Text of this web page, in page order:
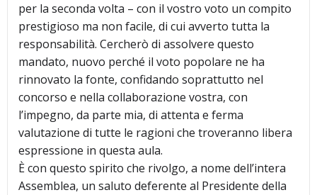
per la seconda volta – con il vostro voto un compito
prestigioso ma non facile, di cui avverto tutta la
responsabilità. Cercherò di assolvere questo
mandato, nuovo perché il voto popolare ne ha
rinnovato la fonte, confidando soprattutto nel
concorso e nella collaborazione vostra, con
l’impegno, da parte mia, di attenta e ferma
valutazione di tutte le ragioni che troveranno libera
espressione in questa aula.
È con questo spirito che rivolgo, a nome dell’intera
Assemblea, un saluto deferente al Presidente della